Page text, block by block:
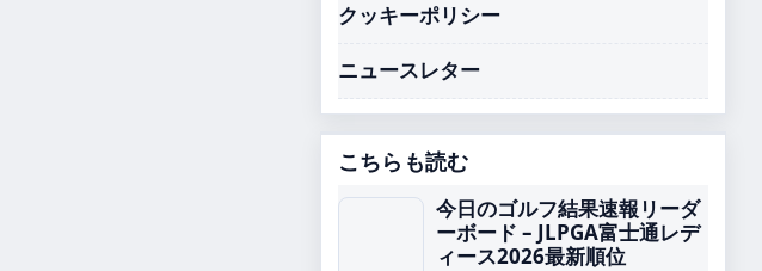
クッキーポリシー
ニュースレター
こちらも読む
今日のゴルフ結果速報リーダ
ーボード – JLPGA富士通レデ
ィース2026最新順位